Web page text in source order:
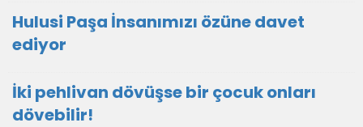
Hulusi Paşa İnsanımızı özüne davet
ediyor
İki pehlivan dövüşse bir çocuk onları
dövebilir!